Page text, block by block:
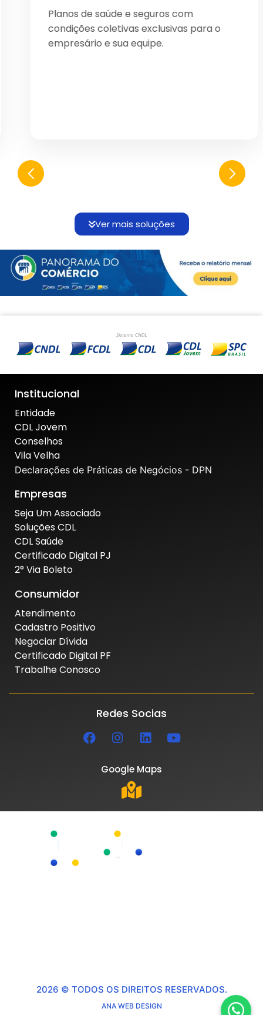
Planos de saúde e seguros com
condições coletivas exclusivas para o
empresário e sua equipe.
Ver mais soluções
Institucional
Entidade
CDL Jovem
Conselhos
Vila Velha
Declarações de Práticas de Negócios - DPN
Empresas
Seja Um Associado
Soluções CDL
CDL Saúde
Certificado Digital PJ
2° Via Boleto
Consumidor
Atendimento
Cadastro Positivo
Negociar Dívida
Certificado Digital PF
Trabalhe Conosco
Redes Socias
Google Maps
2026 © TODOS OS DIREITOS RESERVADOS.
ANA WEB DESIGN